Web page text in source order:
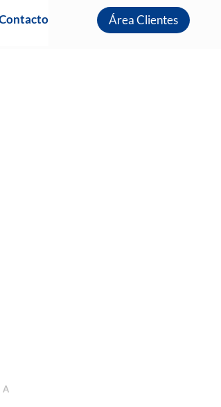
Área Clientes